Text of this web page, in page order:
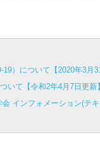
）について【2020年3月
いて【令和2年4月7日更新
インフォメーション(テ